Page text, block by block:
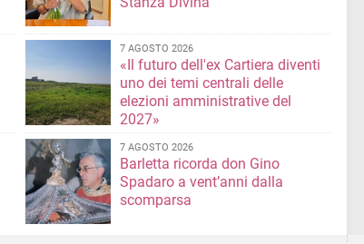
7 AGOSTO 2026
«Il futuro dell'ex Cartiera diventi
uno dei temi centrali delle
elezioni amministrative del
2027»
7 AGOSTO 2026
Barletta ricorda don Gino
Spadaro a vent’anni dalla
scomparsa